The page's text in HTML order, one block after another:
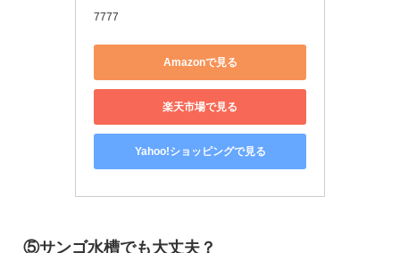
7777
Amazonで見る
楽天市場で見る
Yahoo!ショッピングで見る
⑤サンゴ水槽でも大丈夫？